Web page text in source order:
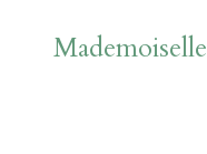
Mademoiselle